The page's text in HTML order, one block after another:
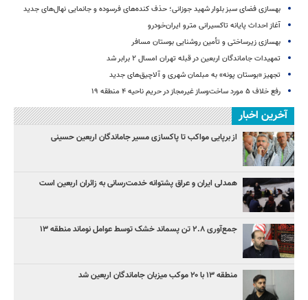
بهسازی فضای سبز بلوار شهید جوزانی؛ حذف کنده‌های فرسوده و جانمایی نهال‌های جدید
آغاز احداث پایانه تاکسیرانی مترو ایران‌خودرو
بهسازی زیرساختی و تأمین روشنایی بوستان مسافر
تمهیدات جاماندگان اربعین در قبله تهران امسال ۲ برابر شد
تجهیز «بوستان پونه» به مبلمان شهری و آلاچیق‌های جدید
رفع خلاف ۵ مورد ساخت‌وساز غیرمجاز در حریم ناحیه ۴ منطقه ۱۹
آخرین اخبار
از برپایی مواکب تا پاکسازی مسیر جاماندگان اربعین حسینی
همدلی ایران و عراق پشتوانه خدمت‌رسانی به زائران اربعین است
جمع‌آوری ۲.۸ تن پسماند خشک توسط عوامل نوماند منطقه ۱۳
منطقه ۱۳ با ۲۰ موکب میزبان جاماندگان اربعین شد